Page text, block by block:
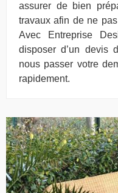
assurer de bien
travaux afin de ne
Avec Entreprise
disposer d’un devis
nous passer votre
rapidement.